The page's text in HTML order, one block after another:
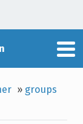
» groups